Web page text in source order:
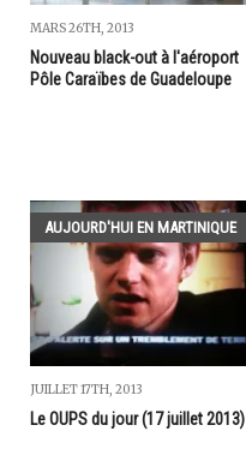
MARS 26TH, 2013
Nouveau black-out à l'aéroport
Pôle Caraïbes de Guadeloupe
AUJOURD'HUI EN MARTINIQUE
JUILLET 17TH, 2013
Le OUPS du jour (17 juillet 2013)